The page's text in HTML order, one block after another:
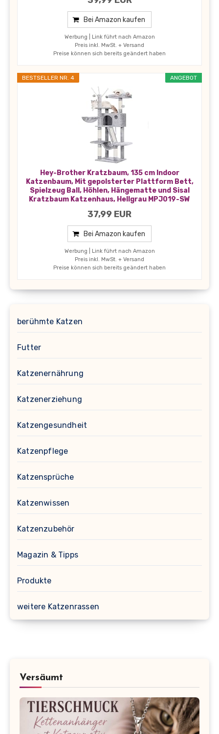
Bei Amazon kaufen
Werbung | Link führt nach Amazon
Preis inkl. MwSt. + Versand
Preise können sich bereits geändert haben
ANGEBOT
BESTSELLER NR. 4
Hey-Brother Kratzbaum, 135 cm Indoor
Katzenbaum, Mit gepolsterter Plattform Bett,
Spielzeug Ball, Höhlen, Hängematte und Sisal
Kratzbaum Katzenhaus, Hellgrau MPJ019-SW
37,99 EUR
Bei Amazon kaufen
Werbung | Link führt nach Amazon
Preis inkl. MwSt. + Versand
Preise können sich bereits geändert haben
berühmte Katzen
Futter
Katzenernährung
Katzenerziehung
Katzengesundheit
Katzenpflege
Katzensprüche
Katzenwissen
Katzenzubehör
Magazin & Tipps
Produkte
weitere Katzenrassen
Versäumt